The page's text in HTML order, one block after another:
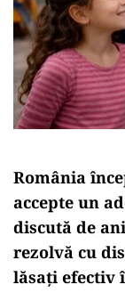
România
accepte un
discută de
rezolvă cu
lăsați efectiv